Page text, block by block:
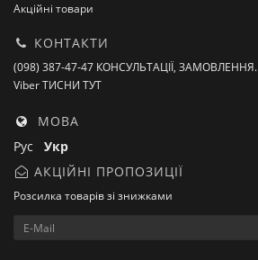
Акційні товари
КОНТАКТИ
(098) 387-47-47 КОНСУЛЬТАЦІЇ, ЗАМОВЛЕННЯ.
Viber ТИСНИ ТУТ
МОВА
Рус Укр
АКЦІЙНІ ПРОПОЗИЦІЇ
Розсилка товарів зі знижками